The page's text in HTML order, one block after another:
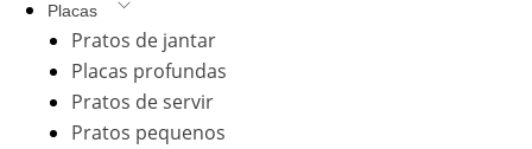
Placas
Pratos de jantar
Placas profundas
Pratos de servir
Pratos pequenos